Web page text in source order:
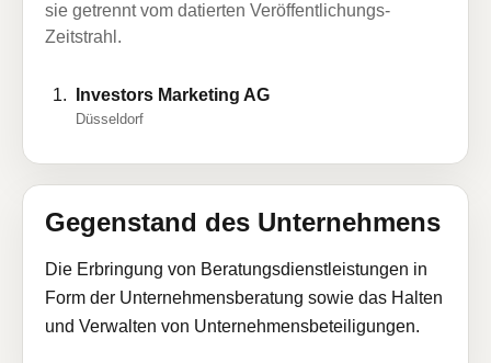
sie getrennt vom datierten Veröffentlichungs-
Zeitstrahl.
Investors Marketing AG
Düsseldorf
Gegenstand des Unternehmens
Die Erbringung von Beratungsdienstleistungen in
Form der Unternehmensberatung sowie das Halten
und Verwalten von Unternehmensbeteiligungen.